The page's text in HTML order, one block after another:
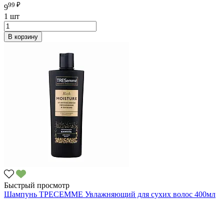
999 ₽
1 шт
В корзину
Быстрый просмотр
Шампунь ТРЕСЕММЕ Увлажняющий для сухих волос 400мл